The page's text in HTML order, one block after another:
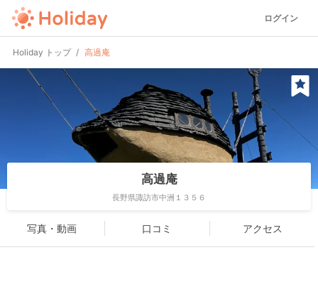
ログイン
Holiday トップ 高過庵
高過庵
長野県諏訪市中洲１３５６
写真・動画 口コミ アクセス